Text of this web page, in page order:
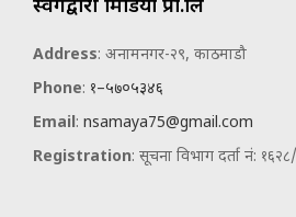
स्वर्गद्वारी मिडिया प्रा.लि
Address: अनामनगर-२९, काठमाडौ
Phone: १–५७०५३४६
Email: nsamaya75@gmail.com
Registration: सूचना विभाग दर्ता नं: